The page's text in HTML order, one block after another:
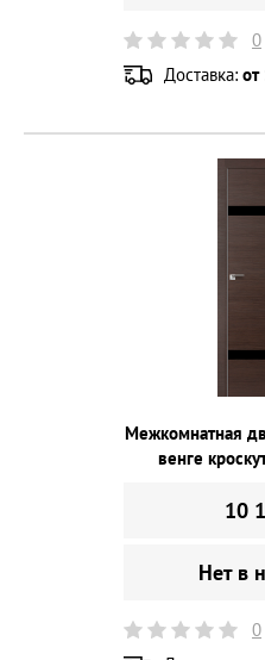
0
Доставка: от
Межкомнатная
венге
10
Нет в
0